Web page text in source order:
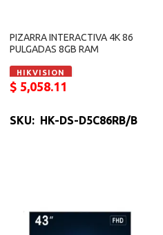
PIZARRA INTERACTIVA 4K 86
PULGADAS 8GB RAM
HIKVISION
$ 5,058.11
SKU: HK-DS-D5C86RB/B